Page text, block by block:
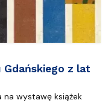
z lat
na wystawę książek